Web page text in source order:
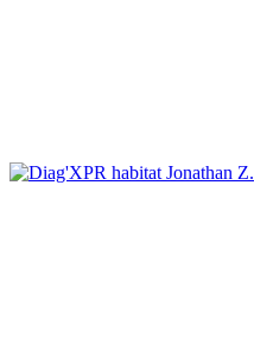
Jonathan Z.